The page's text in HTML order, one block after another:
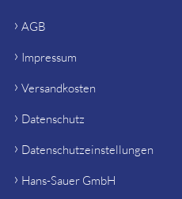
AGB
Impressum
Versandkosten
Datenschutz
Datenschutzeinstellungen
Hans-Sauer GmbH